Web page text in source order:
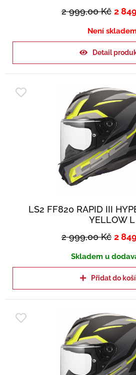
2 999,00Kč 2
Není
Detail
LS2 FF820 RAPID III
YELLOW L
2 999,00Kč 2
Skladem u
Přidat do